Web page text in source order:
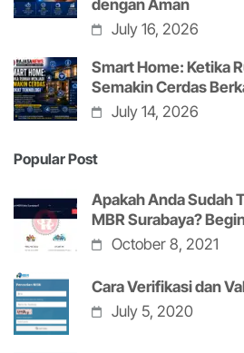
dengan Aman
July 16, 2026
Smart Home: Ketika
Semakin Cerdas
July 14, 2026
Popular Post
Apakah Anda Sudah
MBR Surabaya?
October 8, 2021
Cara Verifikasi dan
July 5, 2020